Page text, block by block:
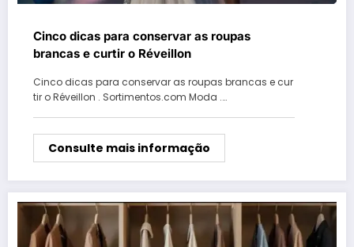
Cinco dicas para conservar as roupas
brancas e curtir o Réveillon
Cinco dicas para conservar as roupas brancas e cur
tir o Réveillon . Sortimentos.com Moda .…
Consulte mais informação